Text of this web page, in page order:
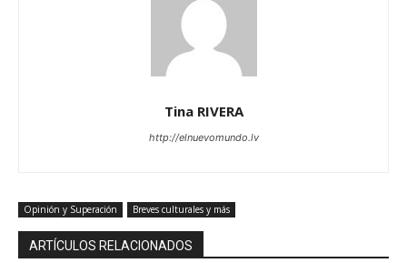
Tina RIVERA
http://elnuevomundo.lv
Opinión y Superación Breves culturales y más
ARTÍCULOS RELACIONADOS